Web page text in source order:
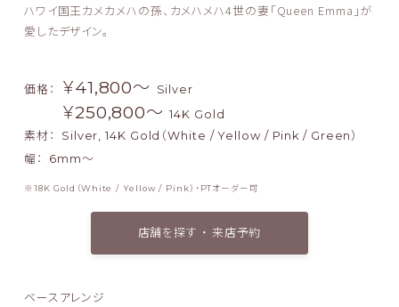
ハワイ国王カメカメハの孫、カメハメハ4世の妻「Queen Emma」が
愛したデザイン。
価格： ￥41,800〜 Silver
￥250,800〜 14K Gold
素材：
Silver, 14K Gold（White / Yellow / Pink / Green）
幅：
6mm～
18K Gold（White / Yellow / Pink）・PTオーダー可
店舗を探す ・ 来店予約
ベースアレンジ